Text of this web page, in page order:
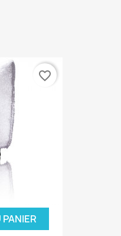
favorite_border